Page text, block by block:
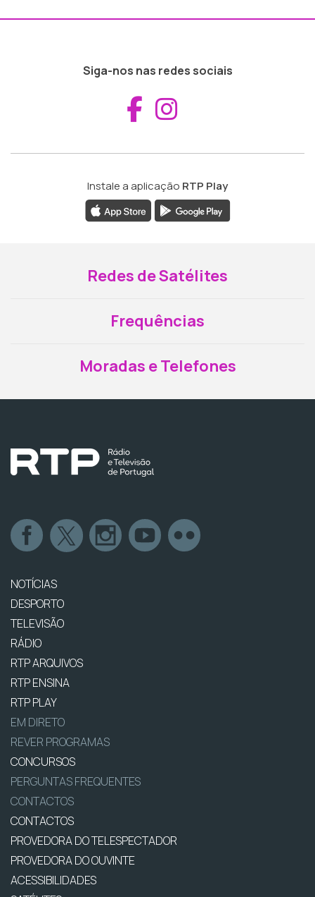
Siga-nos nas redes sociais
Aceder ao
Instale a aplicação RTP Play
Redes de Satélites
Frequências
Moradas e Telefones
NOTÍCIAS
DESPORTO
TELEVISÃO
RÁDIO
RTP ARQUIVOS
RTP ENSINA
RTP PLAY
EM DIRETO
REVER PROGRAMAS
CONCURSOS
PERGUNTAS FREQUENTES
CONTACTOS
CONTACTOS
PROVEDORA DO TELESPECTADOR
PROVEDORA DO OUVINTE
ACESSIBILIDADES